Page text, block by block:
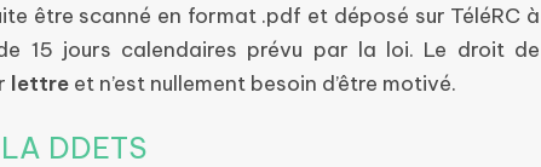
être scanné en format .pdf et déposé sur TéléRC à
15 jours calendaires prévu par la loi. Le droit de
lettre et n’est nullement besoin d’être motivé.
DDETS